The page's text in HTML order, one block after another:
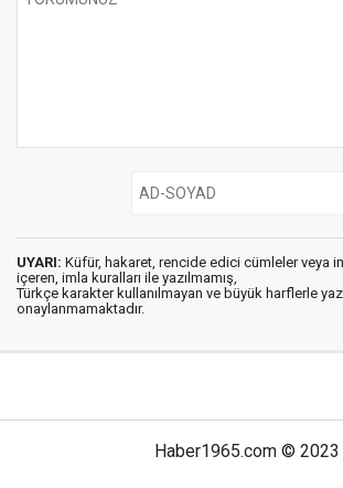
UYARI: Küfür, hakaret, rencide edici cümleler veya
içeren, imla kuralları ile yazılmamış,
Türkçe karakter kullanılmayan ve büyük harflerle
onaylanmamaktadır.
Haber1965.com © 2023